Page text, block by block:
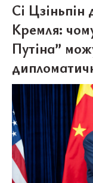
Сі Цзіньпін
Кремля:
Путіна”